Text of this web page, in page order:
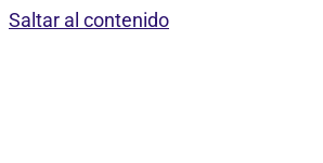
Saltar al contenido